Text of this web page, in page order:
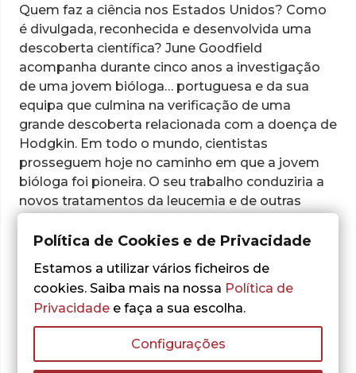
Quem faz a ciência nos Estados Unidos? Como
é divulgada, reconhecida e desenvolvida uma
descoberta científica? June Goodfield
acompanha durante cinco anos a investigação
de uma jovem bióloga… portuguesa e da sua
equipa que culmina na verificação de uma
grande descoberta relacionada com a doença de
Hodgkin. Em todo o mundo, cientistas
prosseguem hoje no caminho em que a jovem
bióloga foi pioneira. O seu trabalho conduziria a
novos tratamentos da leucemia e de outras
criatividade, experiências, tensões, esperança
adiada, sacrifício e finalmente reconhecimento e
gratificação que estão esplendidamente fixados
neste livro singular.
Política de Cookies e de Privacidade
Estamos a utilizar vários ficheiros de
cookies. Saiba mais na nossa Política de
Privacidade e faça a sua escolha.
Configurações